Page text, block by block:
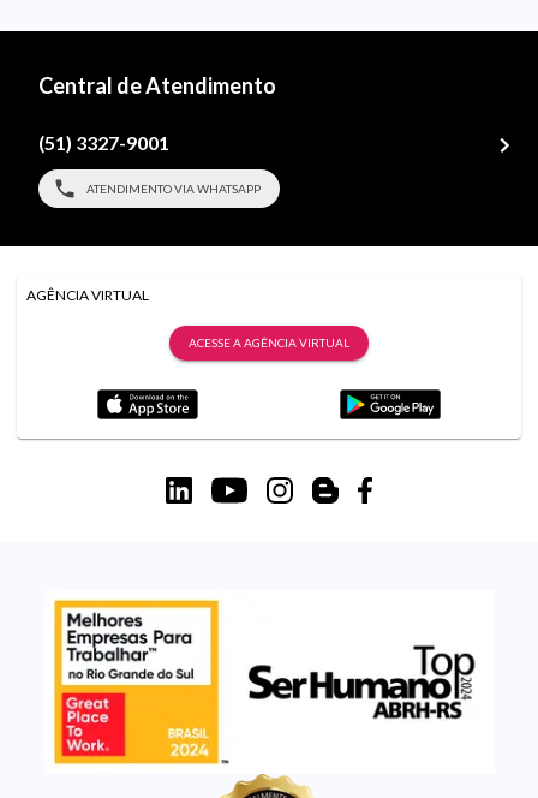
Central de Atendimento
(51) 3327-9001
ATENDIMENTO VIA WHATSAPP
AGÊNCIA VIRTUAL
ACESSE A AGÊNCIA VIRTUAL